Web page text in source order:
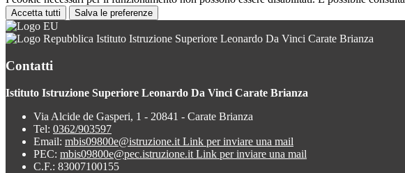
Accetta tutti Salva le preferenze
Istituto Istruzione Superiore Leonardo Da Vinci Carate Brianza
Contatti
Istituto Istruzione Superiore Leonardo Da Vinci Carate Brianza
Via Alcide de Gasperi, 1 - 20841 - Carate Brianza
Tel: 0362/903597
Email: mbis09800e@istruzione.it Link per inviare una mail
PEC: mbis09800e@pec.istruzione.it Link per inviare una mail
C.F.: 83007100155